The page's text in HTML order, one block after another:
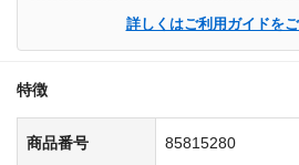
詳しくはご利用ガイドを
特徴
商品番号 85815280